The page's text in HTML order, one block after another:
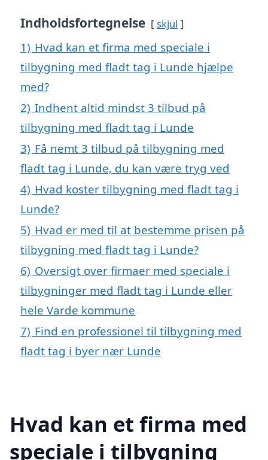
Indholdsfortegnelse skjul
1) Hvad kan et firma med speciale i
tilbygning med fladt tag i Lunde hjælpe
med?
2) Indhent altid mindst 3 tilbud på
tilbygning med fladt tag i Lunde
3) Få nemt 3 tilbud på tilbygning med
fladt tag i Lunde, du kan være tryg ved
4) Hvad koster tilbygning med fladt tag i
Lunde?
5) Hvad er med til at bestemme prisen på
tilbygning med fladt tag i Lunde?
6) Oversigt over firmaer med speciale i
tilbygninger med fladt tag i Lunde eller
hele Varde kommune
7) Find en professionel til tilbygning med
fladt tag i byer nær Lunde
Hvad kan et firma med
speciale i tilbygning